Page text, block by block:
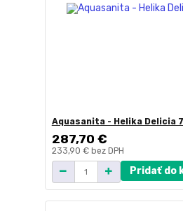
Aquasanita - Helika Delicia
287,70 €
233,90 € bez DPH
Pridať do